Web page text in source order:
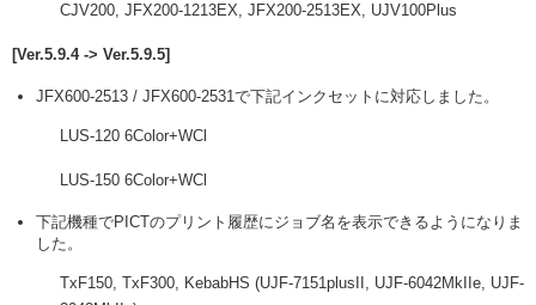
CJV200, JFX200-1213EX, JFX200-2513EX, UJV100Plus
[Ver.5.9.4 -> Ver.5.9.5]
JFX600-2513 / JFX600-2531で下記インクセットに対応しました。
LUS-120 6Color+WCl
LUS-150 6Color+WCl
下記機種でPICTのプリント履歴にジョブ名を表示できるようになりま
した。
TxF150, TxF300, KebabHS (UJF-7151plusII, UJF-6042MkIIe, UJF-